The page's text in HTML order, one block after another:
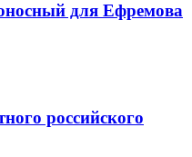
для Ефремова
российского